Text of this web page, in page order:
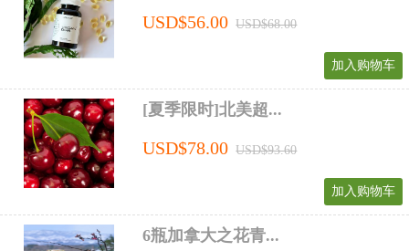
USD$56.00 USD$68.00
加入购物车
[夏季限时]北美超...
USD$78.00 USD$93.60
加入购物车
6瓶加拿大之花青...